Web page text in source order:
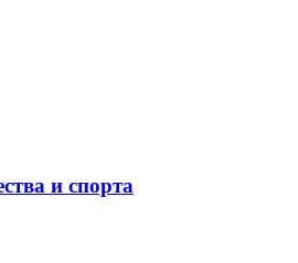
и спорта